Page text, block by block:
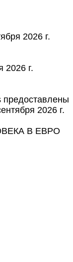
2026 г.
2026 г.
предоставлены
2026 г.
В ЕВРО